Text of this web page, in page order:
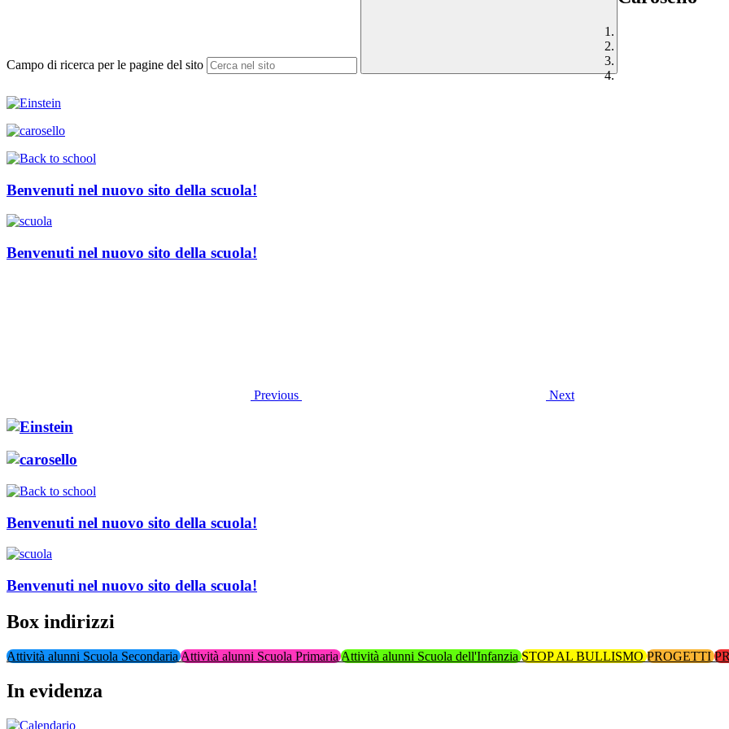
Campo di ricerca per le pagine del sito
Benvenuti nel nuovo sito della scuola!
Benvenuti nel nuovo sito della scuola!
Previous Next
Benvenuti nel nuovo sito della scuola!
Benvenuti nel nuovo sito della scuola!
Box indirizzi
Attività alunni Scuola SecondariaAttività alunni Scuola PrimariaAttività alunni Scuola dell'InfanziaSTOP AL BULLISMOPROGETTI
In evidenza